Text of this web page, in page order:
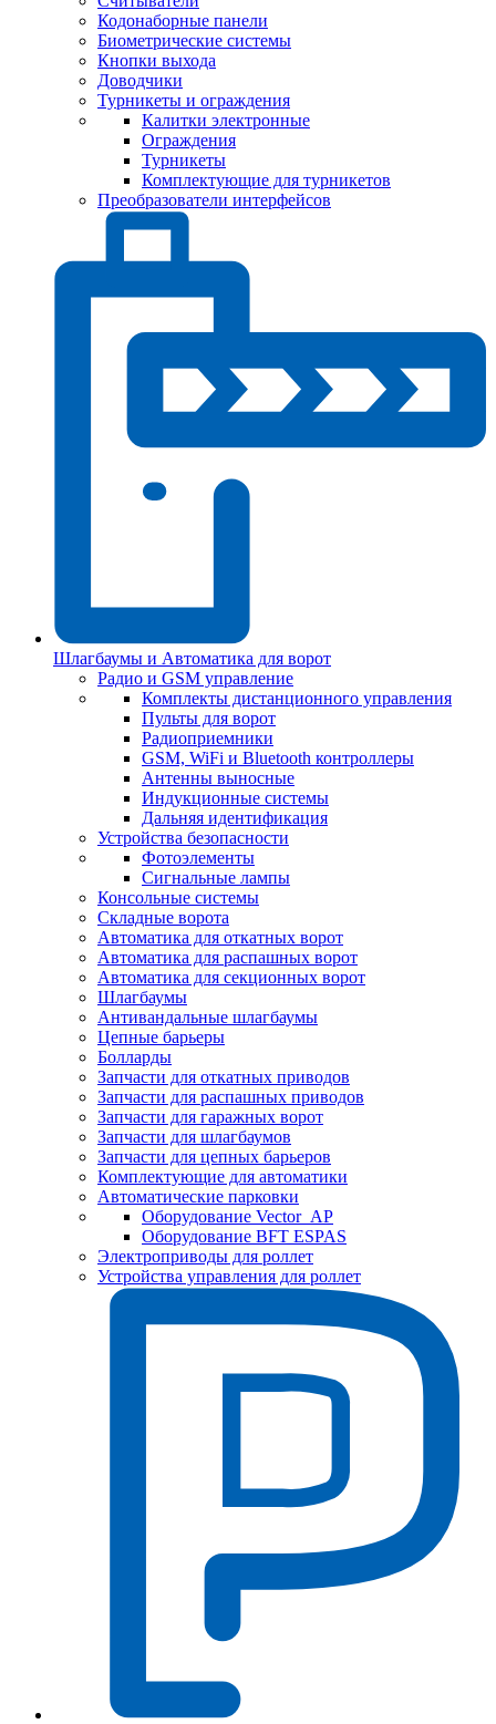
Кодонаборные панели
Биометрические системы
Кнопки выхода
Доводчики
Турникеты и ограждения
Калитки электронные
Ограждения
Турникеты
Комплектующие для турникетов
Преобразователи интерфейсов
Шлагбаумы и Автоматика для ворот
Радио и GSM управление
Комплекты дистанционного управления
Пульты для ворот
Радиоприемники
GSM, WiFi и Bluetooth контроллеры
Антенны выносные
Индукционные системы
Дальняя идентификация
Устройства безопасности
Фотоэлементы
Сигнальные лампы
Консольные системы
Складные ворота
Автоматика для откатных ворот
Автоматика для распашных ворот
Автоматика для секционных ворот
Шлагбаумы
Антивандальные шлагбаумы
Цепные барьеры
Болларды
Запчасти для откатных приводов
Запчасти для распашных приводов
Запчасти для гаражных ворот
Запчасти для шлагбаумов
Запчасти для цепных барьеров
Комплектующие для автоматики
Автоматические парковки
Оборудование Vector_AP
Оборудование BFT ESPAS
Электроприводы для роллет
Устройства управления для роллет